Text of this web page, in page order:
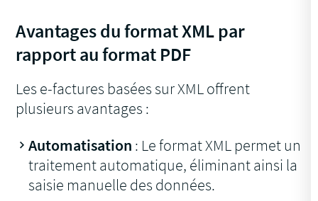
Avantages du format XML par
rapport au format PDF
Les e-factures basées sur XML offrent
plusieurs avantages :
Automatisation : Le format XML permet un
traitement automatique, éliminant ainsi la
saisie manuelle des données.